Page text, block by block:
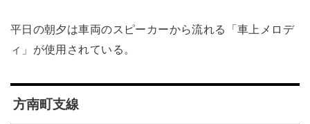
平日の朝夕は車両のスピーカーから流れる「車上メロデ
ィ」が使用されている。
方南町支線